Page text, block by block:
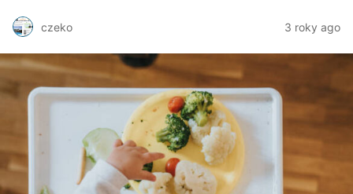
czeko 3 roky ago